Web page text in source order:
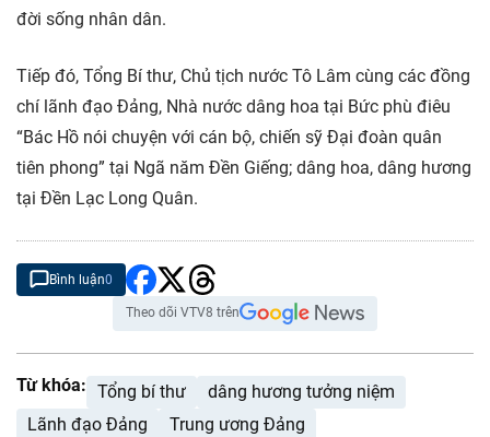
đời sống nhân dân.
Tiếp đó, Tổng Bí thư, Chủ tịch nước Tô Lâm cùng các đồng
chí lãnh đạo Đảng, Nhà nước dâng hoa tại Bức phù điêu
“Bác Hồ nói chuyện với cán bộ, chiến sỹ Đại đoàn quân
tiên phong” tại Ngã năm Đền Giếng; dâng hoa, dâng hương
tại Đền Lạc Long Quân.
Bình luận0
Theo dõi VTV8 trên
Từ khóa: Tổng bí thư
dâng hương tưởng niệm
Lãnh đạo Đảng
Trung ương Đảng